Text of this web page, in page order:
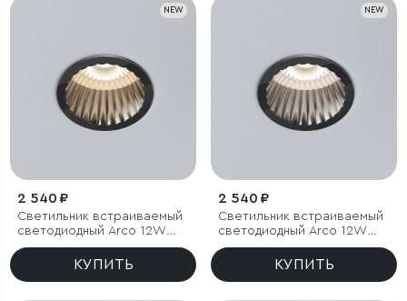
NEW
2 540 ₽
Светильник встраиваемый
светодиодный Arco 12W
3000K черный жемчуг IP44
КУПИТЬ
NEW
2 540 ₽
Светильник встраиваемый
светодиодный Arco 12W
4000K черный жемчуг IP44
КУПИТЬ